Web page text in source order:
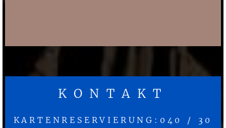
KONTAKT
KARTENRESERVIERUNG:040 / 30